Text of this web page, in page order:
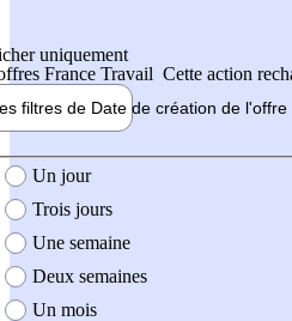
uniquement
France Travail Cette action
filtres de Date de création de l'offre
création de l'offre
Un jour
Trois jours
Une semaine
Deux semaines
Un mois